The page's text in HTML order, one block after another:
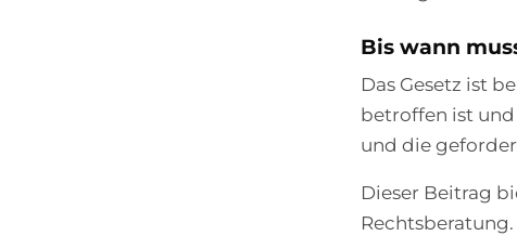
Bis wann
Das Gesetz ist
betroffen ist
und die
Dieser Beitrag